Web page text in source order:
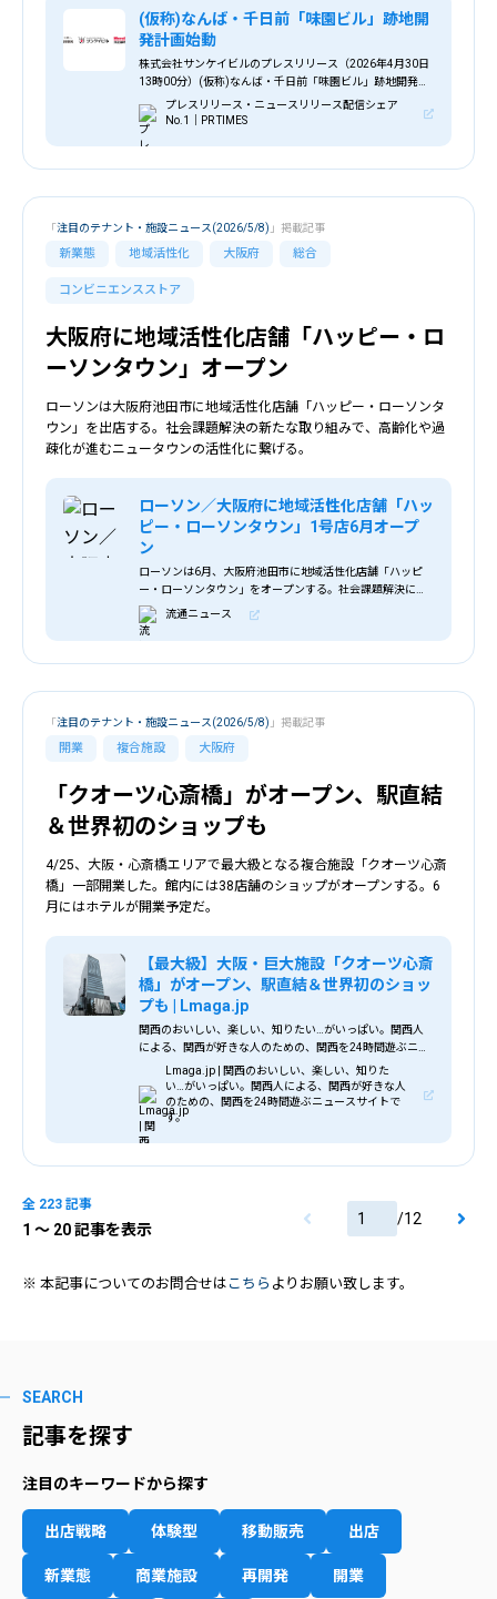
(仮称)なんば・千日前「味園ビル」跡地開
発計画始動
株式会社サンケイビルのプレスリリース（2026年4月30日
13時00分）(仮称)なんば・千日前「味園ビル」跡地開発計
画始動プレスリリース・ニュースリリース配信シェア
No.1｜PR TIMES
新業態 地域活性化 大阪府 総合
コンビニエンスストア
「注目のテナント・施設ニュース(2026/5/8) 」掲載記事
大阪府に地域活性化店舗「ハッピー・ロ
ーソンタウン」オープン
ローソンは大阪府池田市に地域活性化店舗「ハッピー・ローソンタ
ウン」を出店する。社会課題解決の新たな取り組みで、高齢化や過
疎化が進むニュータウンの活性化に繋げる。
ローソン／大阪府に地域活性化店舗「ハッ
ピー・ローソンタウン」1号店6月オープ
ン
ローソンは6月、大阪府池田市に地域活性化店舗「ハッピ
ー・ローソンタウン」をオープンする。社会課題解決に向
けた新たな取り組みで、高齢化や過疎化が進むニュータウ
ンの活性化につなげる。 ＜店舗外観イメージ＞
流通ニュース
開業 複合施設 大阪府
「注目のテナント・施設ニュース(2026/5/8) 」掲載記事
「クオーツ心斎橋」がオープン、駅直結
＆世界初のショップも
4/25、大阪・心斎橋エリアで最大級となる複合施設「クオーツ心斎
橋」一部開業した。館内には38店舗のショップがオープンする。6
月にはホテルが開業予定だ。
【最大級】大阪・巨大施設「クオーツ心斎
橋」がオープン、駅直結＆世界初のショッ
プも | Lmaga.jp
関西のおいしい、楽しい、知りたい…がいっぱい。関西人
による、関西が好きな人のための、関西を24時間遊ぶニュ
ースサイトです。
Lmaga.jp | 関西のおいしい、楽しい、知りた
い…がいっぱい。関西人による、関西が好きな人
のための、関西を24時間遊ぶニュースサイトで
す。
全 223 記事
1 〜 20 記事を表示
/12
※ 本記事についてのお問合せは こちら よりお願い致します。
SEARCH
記事を探す
注目のキーワードから探す
出店戦略 体験型 移動販売 出店
新業態 商業施設 再開発 開業